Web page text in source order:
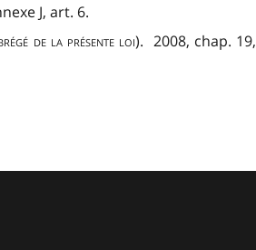
J, art. 6.
de la présente loi). 2008, chap. 19,